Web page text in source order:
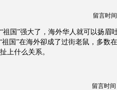
留言时
祖国”强大了，海外华人就可以扬眉
祖国”在海外卻成了过街老鼠，多数
上什么关系。
留言时间